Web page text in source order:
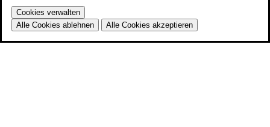
Cookies verwalten
Alle Cookies ablehnen
Alle Cookies akzeptieren